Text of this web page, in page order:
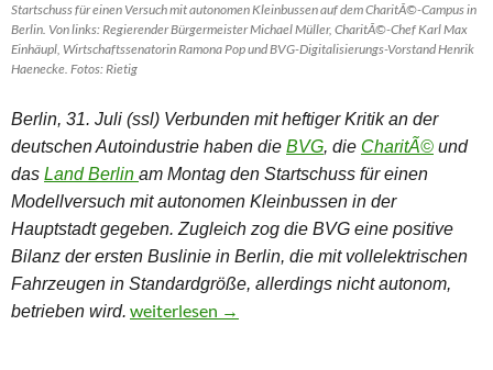
Startschuss für einen Versuch mit autonomen Kleinbussen auf dem CharitÃ©-Campus in
Berlin. Von links: Regierender Bürgermeister Michael Müller, CharitÃ©-Chef Karl Max
Einhäupl, Wirtschaftssenatorin Ramona Pop und BVG-Digitalisierungs-Vorstand Henrik
Haenecke. Fotos: Rietig
Berlin, 31. Juli (ssl) Verbunden mit heftiger Kritik an der
deutschen Autoindustrie haben die BVG, die CharitÃ© und
das Land Berlin am Montag den Startschuss für einen
Modellversuch mit autonomen Kleinbussen in der
Hauptstadt gegeben. Zugleich zog die BVG eine positive
Bilanz der ersten Buslinie in Berlin, die mit vollelektrischen
Fahrzeugen in Standardgröße, allerdings nicht autonom,
betrieben wird. Nächster Halt: Innere Medizin – Autonomes
weiterlesen →